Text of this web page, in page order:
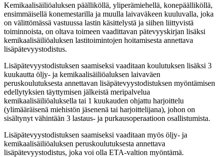
Kemikaalisäiliöaluksen päälliköllä, yliperämiehellä, konepäälliköllä,
ensimmäisellä konemestarilla ja muulla laivaväkeen kuuluvalla, joka
on välittömässä vastuussa lastin käsittelystä ja siihen liittyvistä
toiminnoista, on oltava toimeen vaadittavan pätevyyskirjan lisäksi
kemikaalisäiliöaluksen lastitoimintojen hoitamisesta annettava
lisäpätevyystodistus.
Lisäpätevyystodistuksen saamiseksi vaaditaan koulutuksen lisäksi 3
kuukautta öljy- ja kemikaalisäiliöaluksen laivaväen
peruskoulutuksesta annettavan lisäpätevyystodistuksen myöntämisen
edellytyksien täyttymisen jälkeistä meripalvelua
kemikaalisäiliöaluksella tai 1 kuukauden ohjattu harjoittelu
(ylimääräisenä miehistön jäsenenä tai harjoittelijana), johon on
sisältynyt vähintään 3 lastaus- ja purkausoperaatioon osallistumista.
Lisäpätevyystodistuksen saamiseksi vaaditaan myös öljy- ja
kemikaalisäiliöaluksen peruskoulutuksesta annettava
lisäpätevyystodistus, joka voi olla ETA-valtion myöntämä.